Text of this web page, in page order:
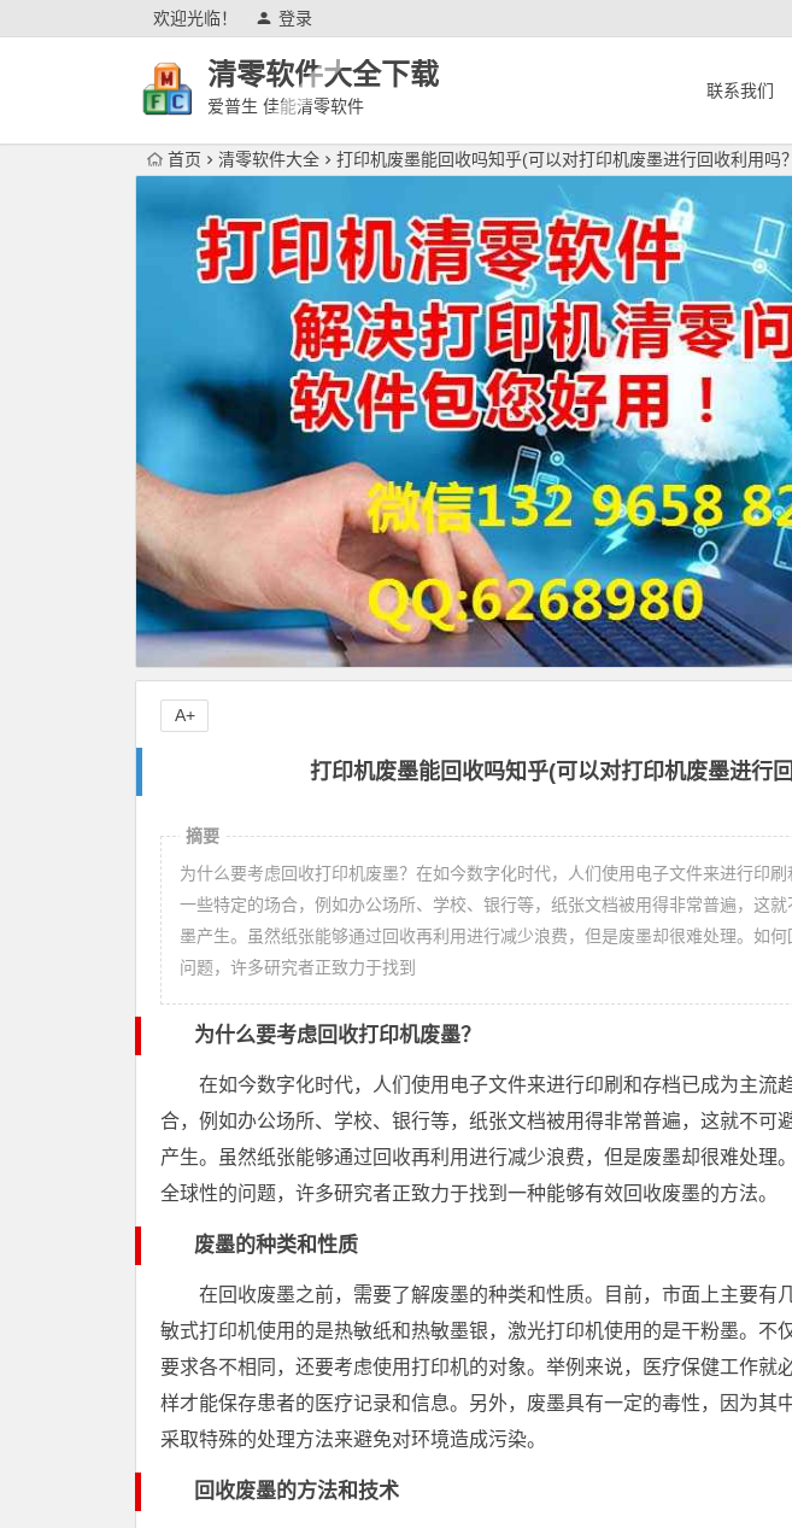
欢迎光临！ 登录
清零软件大全下载
爱普生 佳能清零软件
联系我们
首页 清零软件大全 打印机废墨能回收吗知乎(可以对打印机废墨进行回收利用吗
打印机废墨能回收吗知乎(可以对打印机废墨进行
A+
摘要
为什么要考虑回收打印机废墨？在如今数字化时代，人们使用电子文件来进行印
一些特定的场合，例如办公场所、学校、银行等，纸张文档被用得非常普遍，这
墨产生。虽然纸张能够通过回收再利用进行减少浪费，但是废墨却很难处理。如
问题，许多研究者正致力于找到
为什么要考虑回收打印机废墨？
在如今数字化时代，人们使用电子文件来进行印刷和存档已成为主流
合，例如办公场所、学校、银行等，纸张文档被用得非常普遍，这就不可
产生。虽然纸张能够通过回收再利用进行减少浪费，但是废墨却很难处理
全球性的问题，许多研究者正致力于找到一种能够有效回收废墨的方法。
废墨的种类和性质
在回收废墨之前，需要了解废墨的种类和性质。目前，市面上主要有
敏式打印机使用的是热敏纸和热敏墨银，激光打印机使用的是干粉墨。不
要求各不相同，还要考虑使用打印机的对象。举例来说，医疗保健工作就
样才能保存患者的医疗记录和信息。另外，废墨具有一定的毒性，因为其
采取特殊的处理方法来避免对环境造成污染。
回收废墨的方法和技术